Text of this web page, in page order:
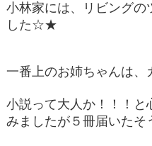
小林家には、リビングの
した☆★
一番上のお姉ちゃんは、
小説って大人か！！！と
みましたが５冊届いた